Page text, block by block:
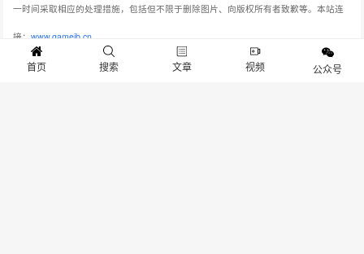
一时间采取相应的处理措施，包括但不限于删除图片、向版权所有者致歉等。本站连
接：www.gameib.cn
首页 搜索 文章 视频 公众号